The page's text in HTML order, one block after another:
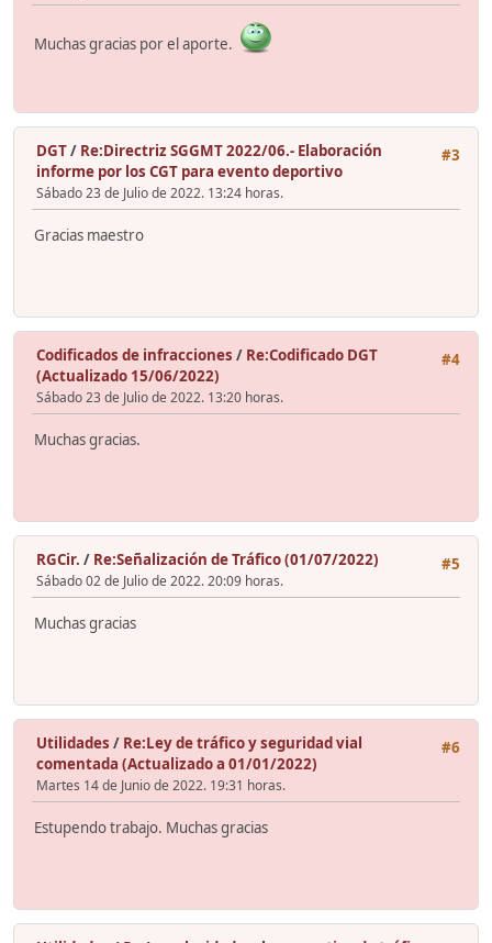
Muchas gracias por el aporte.
#3
DGT/ Re:Directriz SGGMT 2022/06.- Elaboración
informe por los CGT para evento deportivo
Sábado 23 de Julio de 2022. 13:24 horas.
Gracias maestro
#4
Codificados de infracciones / Re:Codificado DGT
(Actualizado 15/06/2022)
Sábado 23 de Julio de 2022. 13:20 horas.
Muchas gracias.
#5
RGCir. / Re:Señalización de Tráfico (01/07/2022)
Sábado 02 de Julio de 2022. 20:09 horas.
Muchas gracias
#6
Utilidades / Re:Ley de tráfico y seguridad vial
comentada (Actualizado a 01/01/2022)
Martes 14 de Junio de 2022. 19:31 horas.
Estupendo trabajo. Muchas gracias